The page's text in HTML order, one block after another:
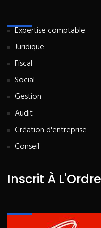
Expertise comptable
Juridique
Fiscal
Social
Gestion
Audit
Création d'entreprise
Conseil
Inscrit À L'Ordre